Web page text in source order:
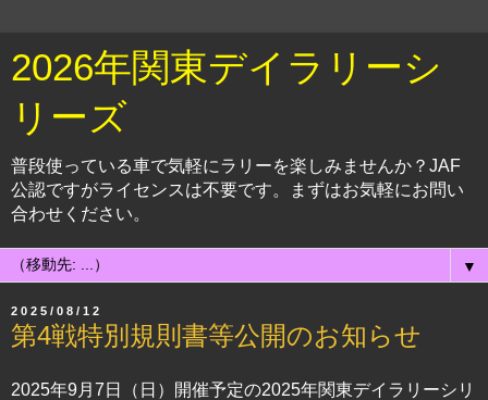
2026年関東デイラリーシ
リーズ
普段使っている車で気軽にラリーを楽しみませんか？JAF
公認ですがライセンスは不要です。まずはお気軽にお問い
合わせください。
▼
2025/08/12
第4戦特別規則書等公開のお知らせ
2025年9月7日（日）開催予定の2025年関東デイラリーシリ